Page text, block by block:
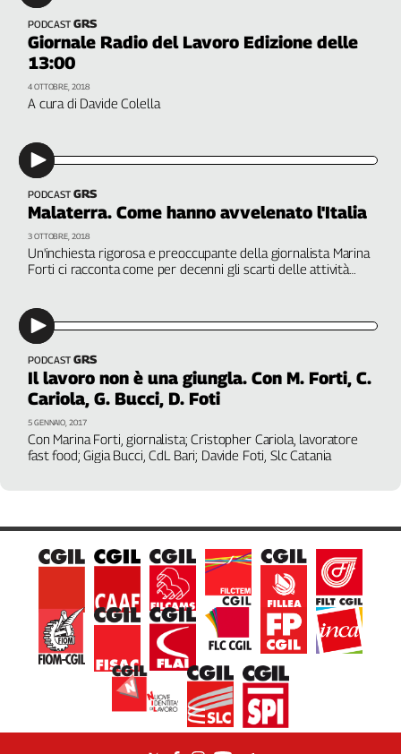
sangue
della
ragione
120
anni
Cgil
Academy
Play
Rubriche
Collettiva
Talk
settimana
Collettiva
Girasoli
Sassolino
Linea
Economica
Tech
InFlai
trasmissioni
in
PODCAST GRS
Giornale Radio del Lavoro Edizione delle
13:00
A cura di Davide Colella
4 OTTOBRE, 2018
PODCAST GRS
Malaterra. Come hanno avvelenato l'Italia
Un'inchiesta rigorosa e preoccupante della giornalista Marina
Forti ci racconta come per decenni gli scarti delle attività
3 OTTOBRE, 2018
PODCAST GRS
Il lavoro non è una giungla. Con M. Forti, C.
Cariola, G. Bucci, D. Foti
Con Marina Forti, giornalista; Cristopher Cariola, lavoratore
fast food; Gigia Bucci, CdL Bari; Davide Foti, Slc Catania
5 GENNAIO, 2017